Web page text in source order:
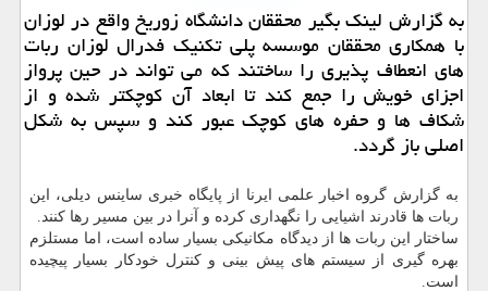
به گزارش لینك بگیر محققان دانشگاه زوریخ واقع در لوزان
با همكاری محققان موسسه پلی تكنیك فدرال لوزان ربات
های انعطاف پذیری را ساختند كه می تواند در حین پرواز
اجزای خویش را جمع كند تا ابعاد آن كوچكتر شده و از
شكاف ها و حفره های كوچك عبور كند و سپس به شكل
اصلی باز گردد.
به گزارش گروه اخبار علمی ایرنا از پایگاه خبری ساینس دیلی، این
ربات ها قادرند اشیایی را نگهداری كرده و آنرا در بین مسیر رها كنند.
ساختار این ربات ها از دیدگاه مكانیكی بسیار ساده است، اما مستلزم
بهره گیری از سیستم های پیش بینی و كنترل خودكار بسیار پیچیده
است.